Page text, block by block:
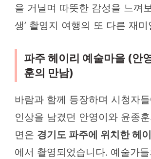
을 거닐며 따뜻한 감성을 느껴
생’ 촬영지 여행의 또 다른 재
파주 헤이리 예술마을 (안
훈의 만남)
바람과 함께 등장하며 시청자
인상을 남겼던 안영이와 윤종
면은 경기도 파주에 위치한 헤
에서 촬영되었습니다. 예술가